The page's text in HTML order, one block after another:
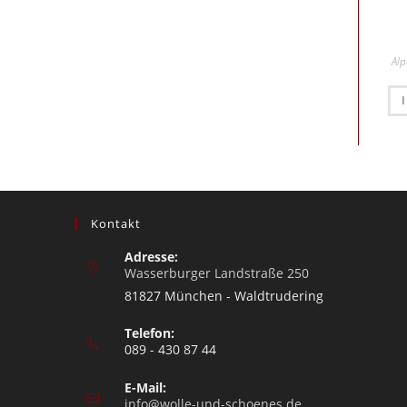
Kontakt
Adresse:
Wasserburger Landstraße 250
81827 München - Waldtrudering
Telefon:
089 - 430 87 44
E-Mail: